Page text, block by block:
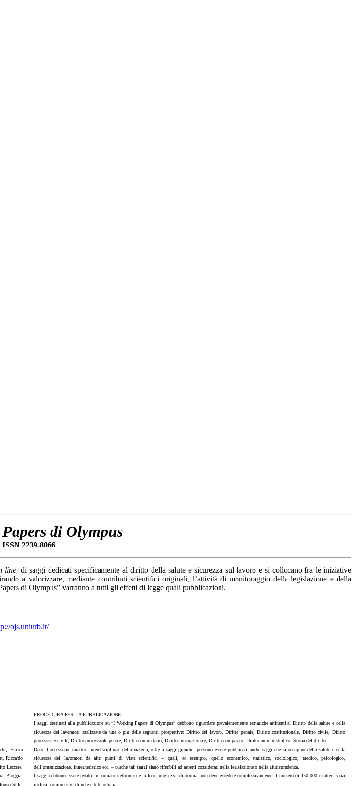
di Olympus
ISSN 2239-8066
line, di saggi dedicati specificamente al diritto della salute e sicurezza sul lavoro e si collocano fra le iniziative
a valorizzare, mediante contributi scientifici originali, l’attività di monitoraggio della legislazione e della
di Olympus” varranno a tutti gli effetti di legge quali pubblicazioni.
ojs.uniurb.it/
Franca
Riccardo
Leccese,
Pioggia,
Stile,
PROCEDURA PER LA PUBBLICAZIONE
I saggi destinati alla pubblicazione su “I Working Papers di Olympus” debbono riguardare prevalentemente tematiche attinenti al Diritto della salute e della
sicurezza dei lavoratori analizzate da una o più delle seguenti prospettive: Diritto del lavoro, Diritto penale, Diritto costituzionale, Diritto civile, Diritto
processuale civile, Diritto processuale penale, Diritto comunitario, Diritto internazionale, Diritto comparato, Diritto amministrativo, Storia del diritto.
Dato il necessario carattere interdisciplinare della materia, oltre a saggi giuridici possono essere pubblicati anche saggi che si occupino della salute e della
sicurezza dei lavoratori da altri punti di vista scientifici – quali, ad esempio, quello economico, statistico, sociologico, medico, psicologico,
dell’organizzazione, ingegneristico ecc. – purché tali saggi siano riferibili ad aspetti considerati nella legislazione o nella giurisprudenza.
I saggi debbono essere redatti in formato elettronico e la loro lunghezza, di norma, non deve eccedere complessivamente il numero di 150.000 caratteri spazi
inclusi, comprensivi di note e bibliografia.